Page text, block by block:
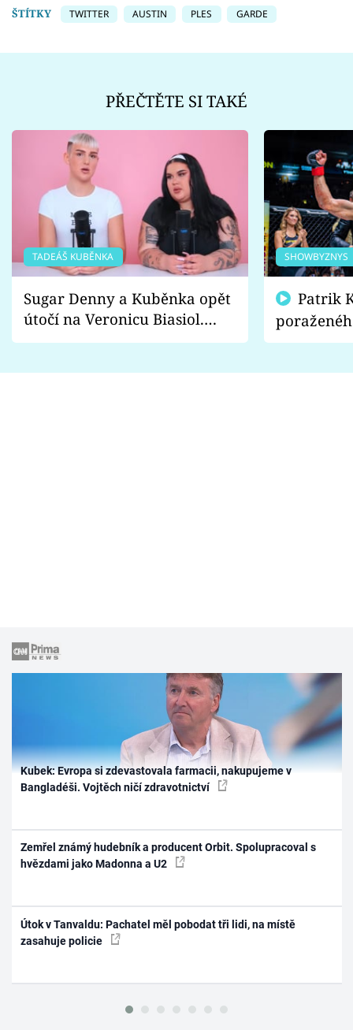
ŠTÍTKY TWITTER AUSTIN PLES GARDE
PŘEČTĚTE SI TAKÉ
TADEÁŠ KUBĚNKA
Sugar Denny a Kuběnka opět
útočí na Veronicu Biasiol.
Proč je podle nich falešná a
SHOWBYZNYS
fanoušci
Kubek: Evropa si zdevastovala farmacii, nakupujeme v
Bangladéši. Vojtěch ničí zdravotnictví
Zemřel známý hudebník a producent Orbit. Spolupracoval s
hvězdami jako Madonna a U2
Útok v Tanvaldu: Pachatel měl pobodat tři lidi, na místě
zasahuje policie